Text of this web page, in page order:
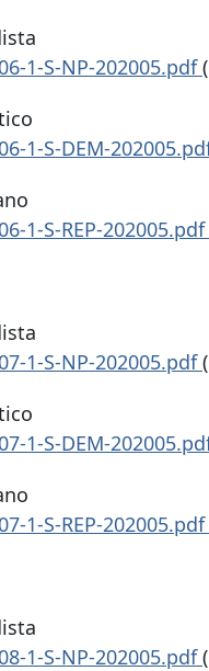
1-S-NP-202005.pdf
1-S-DEM-
1-S-REP-202005.pdf
1-S-NP-202005.pdf
1-S-DEM-
1-S-REP-202005.pdf
1-S-NP-202005.pdf